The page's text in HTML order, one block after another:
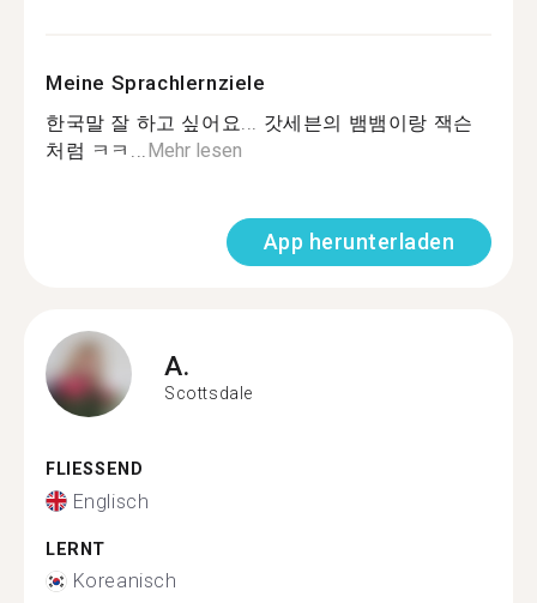
Meine Sprachlernziele
한국말 잘 하고 싶어요... 갓세븐의 뱀뱀이랑 잭슨
처럼 ㅋㅋ...Mehr lesen
App herunterladen
A.
Scottsdale
FLIESSEND
Englisch
LERNT
Koreanisch